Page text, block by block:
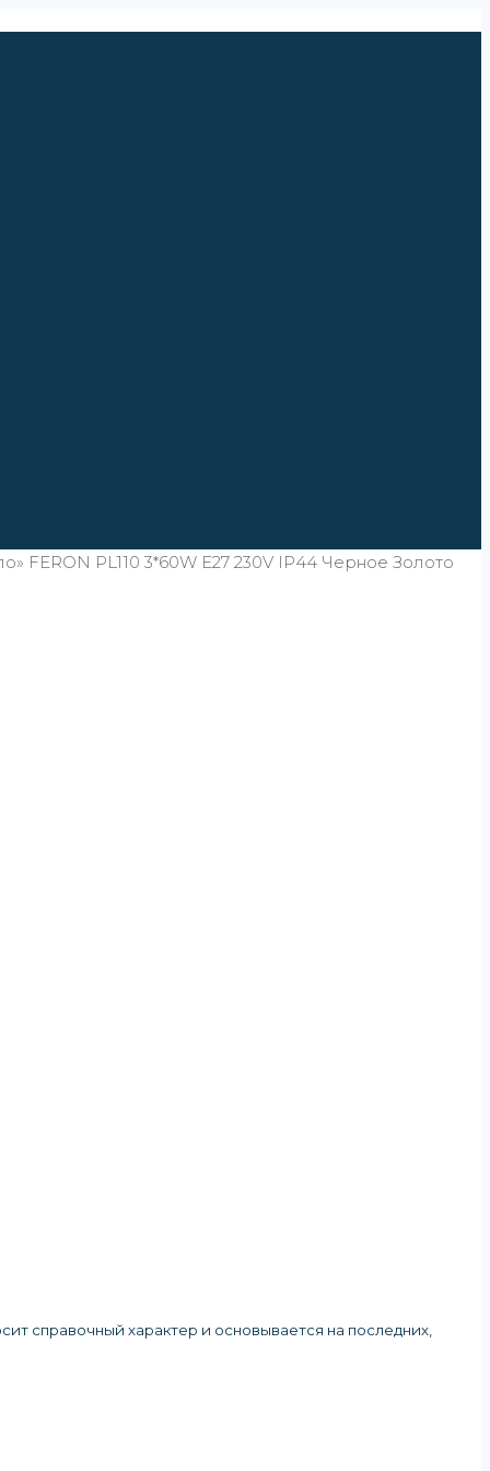
FERON PL110 3*60W E27 230V IP44 Черное Золото
справочный характер и основывается на последних,